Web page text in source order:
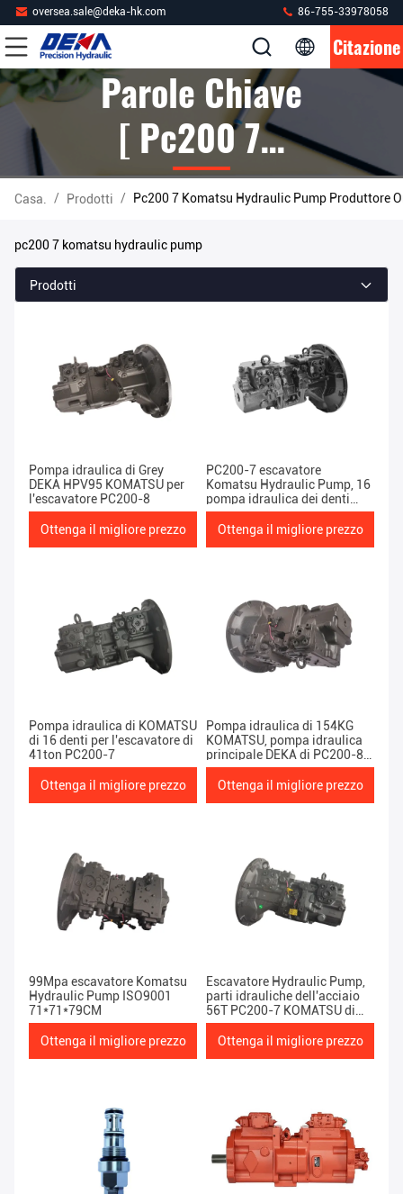
oversea.sale@deka-hk.com 86-755-33978058
Citazione
Parole Chiave
[ Pc200 7
Komatsu
Hydraulic
Pump ]
Partita 27
Prodotti
Casa. / Prodotti / Pc200 7 Komatsu Hydraulic Pump Produttore
pc200 7 komatsu hydraulic pump
Prodotti
Pompa idraulica di Grey
DEKA HPV95 KOMATSU per
l'escavatore PC200-8
Ottenga il migliore prezzo
PC200-7 escavatore
Komatsu Hydraulic Pump, 16
pompa idraulica dei denti
Hpv95
Ottenga il migliore prezzo
Pompa idraulica di KOMATSU
di 16 denti per l'escavatore di
41ton PC200-7
Ottenga il migliore prezzo
Pompa idraulica di 154KG
KOMATSU, pompa idraulica
principale DEKA di PC200-8
KOMATSU
Ottenga il migliore prezzo
99Mpa escavatore Komatsu
Hydraulic Pump ISO9001
71*71*79CM
Ottenga il migliore prezzo
Escavatore Hydraulic Pump,
parti idrauliche dell'acciaio
56T PC200-7 KOMATSU di
HPV95 KOMATSU
Ottenga il migliore prezzo